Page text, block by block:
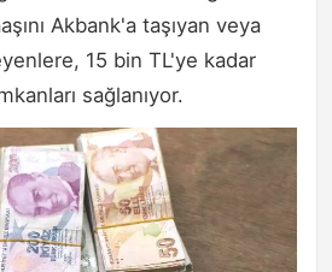
Akbank'a taşıyan veya
15 bin TL'ye kadar
sağlanıyor.